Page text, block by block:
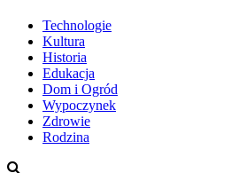
Technologie
Kultura
Historia
Edukacja
Dom i Ogród
Wypoczynek
Zdrowie
Rodzina